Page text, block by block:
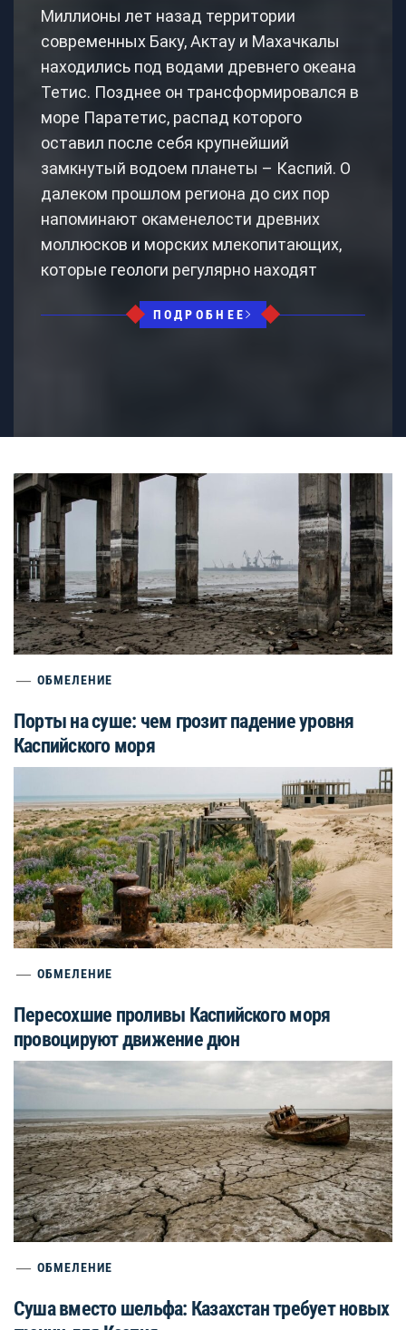
Миллионы лет назад территории
современных Баку, Актау и Махачкалы
находились под водами древнего океана
Тетис. Позднее он трансформировался в
море Паратетис, распад которого
оставил после себя крупнейший
замкнутый водоем планеты – Каспий. О
далеком прошлом региона до сих пор
напоминают окаменелости древних
моллюсков и морских млекопитающих,
которые геологи регулярно находят
ПОДРОБНЕЕ
ОБМЕЛЕНИЕ
Порты на суше: чем грозит падение уровня
Каспийского моря
ОБМЕЛЕНИЕ
Пересохшие проливы Каспийского моря
провоцируют движение дюн
ОБМЕЛЕНИЕ
Суша вместо шельфа: Казахстан требует новых